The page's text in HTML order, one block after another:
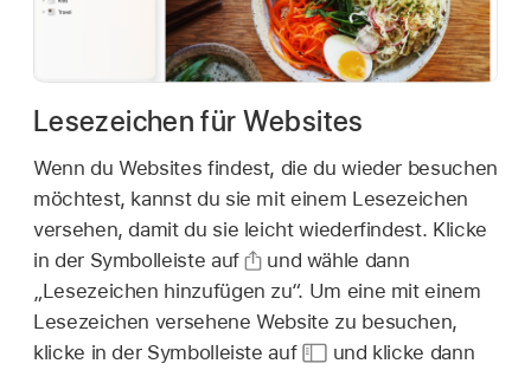
Lesezeichen für Websites
Wenn du Websites findest, die du wieder besuchen
möchtest, kannst du sie mit einem Lesezeichen
versehen, damit du sie leicht wiederfindest. Klicke
in der Symbolleiste auf
und wähle dann
„Lesezeichen hinzufügen zu“. Um eine mit einem
Lesezeichen versehene Website zu besuchen,
klicke in der Symbolleiste auf
und klicke dann